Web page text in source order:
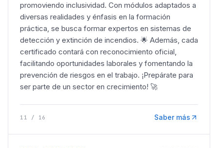
promoviendo inclusividad. Con módulos adaptados a
diversas realidades y énfasis en la formación
práctica, se busca formar expertos en sistemas de
detección y extinción de incendios. 🌟 Además, cada
certificado contará con reconocimiento oficial,
facilitando oportunidades laborales y fomentando la
prevención de riesgos en el trabajo. ¡Prepárate para
ser parte de un sector en crecimiento! 🚀
11 / 16 Saber más